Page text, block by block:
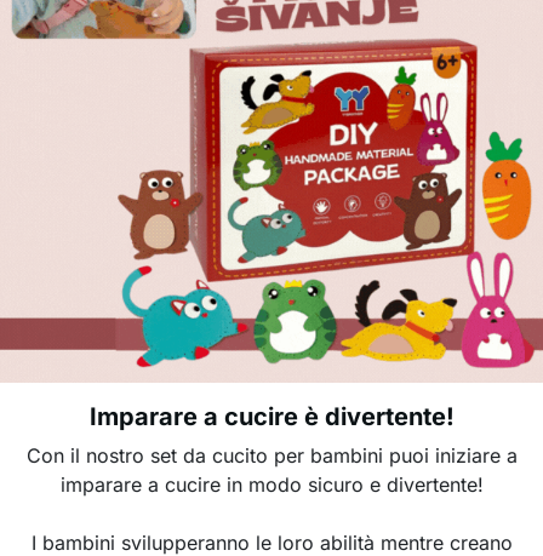
Imparare a cucire è divertente!
Con il nostro set da cucito per bambini puoi iniziare a
imparare a cucire in modo sicuro e divertente!
I bambini svilupperanno le loro abilità mentre creano